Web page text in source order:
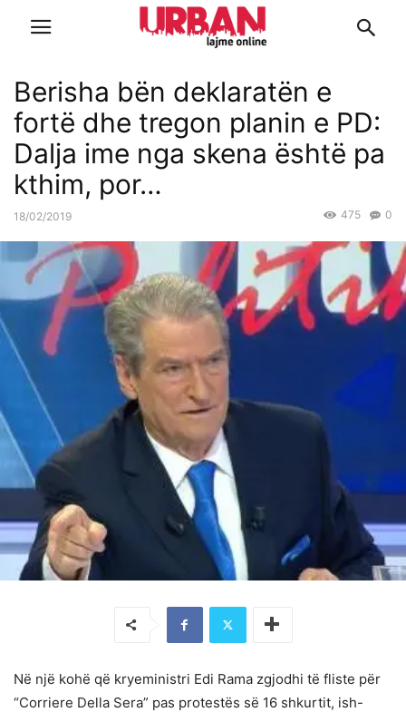
Berisha bën deklaratën e
fortë dhe tregon planin e PD:
Dalja ime nga skena është pa
kthim, por…
18/02/2019 0
475
Në një kohë që kryeministri Edi Rama zgjodhi të fliste për
“Corriere Della Sera” pas protestës së 16 shkurtit, ish-